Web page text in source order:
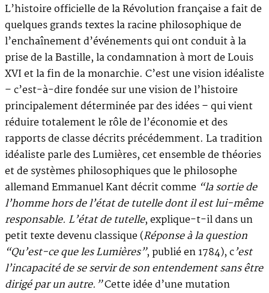
L’histoire officielle de la Révolution française a fait de
quelques grands textes la racine philosophique de
l’enchaînement d’événements qui ont conduit à la
prise de la Bastille, la condamnation à mort de Louis
XVI et la fin de la monarchie. C’est une vision idéaliste
– c’est-à-dire fondée sur une vision de l’histoire
principalement déterminée par des idées – qui vient
réduire totalement le rôle de l’économie et des
rapports de classe décrits précédemment. La tradition
idéaliste parle des Lumières, cet ensemble de théories
et de systèmes philosophiques que le philosophe
allemand Emmanuel Kant décrit comme “la sortie de
l’homme hors de l’état de tutelle dont il est lui-même
responsable. L’état de tutelle, explique-t-il dans un
petit texte devenu classique (Réponse à la question
“Qu’est-ce que les Lumières”, publié en 1784), c’est
l’incapacité de se servir de son entendement sans être
dirigé par un autre.”Cette idée d’une mutation